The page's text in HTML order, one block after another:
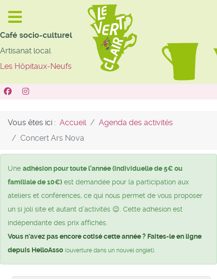
Café socio-culturel
Artisanat local
Les Hôpitaux-Neufs
Vous êtes ici : Accueil
Agenda des activités
Concert Ars Nova
Une adhésion pour toute l’année (individuelle de 5€ ou
familiale de 10€) est demandée pour la participation aux
ateliers et conférences, ce qui nous permet de vous proposer
un si joli site et autant d’activités 😉. Cette adhésion est
indépendante des prix affichés.
Vous n'avez pas encore cotisé cette année ? Faites-le en ligne
depuis HelloAsso (ouverture dans un nouvel onglet)